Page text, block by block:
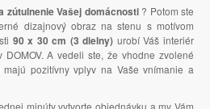
zútulnenie Vašej domácnosti ? Potom ste
dizajnový obraz na stenu s motívom
90 x 30 cm (3 dielny) urobí Váš interiér
A vedeli ste, že vhodne zvolené
pozitívny vplyv na Vaše vnímanie a
minúty vytvorte objednávku a my Vám